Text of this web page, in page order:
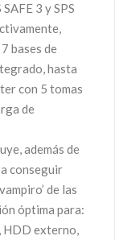
3 y SPS
bases de
hasta
con 5 tomas
de
además de
conseguir
de las
óptima para:
HDD externo,